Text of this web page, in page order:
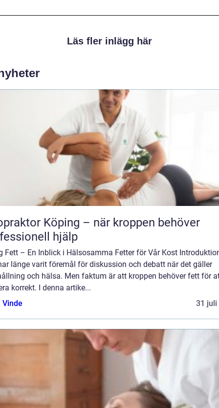
Läs fler inlägg här
Köping – när kroppen behöver
hjälp
Fett – En Inblick i Hälsosamma Fetter för Vår Kost
länge varit föremål för diskussion och debatt när det gäller
och hälsa. Men faktum är att kroppen behöver fett för
korrekt. I denna artike...
Vinde
31 juli